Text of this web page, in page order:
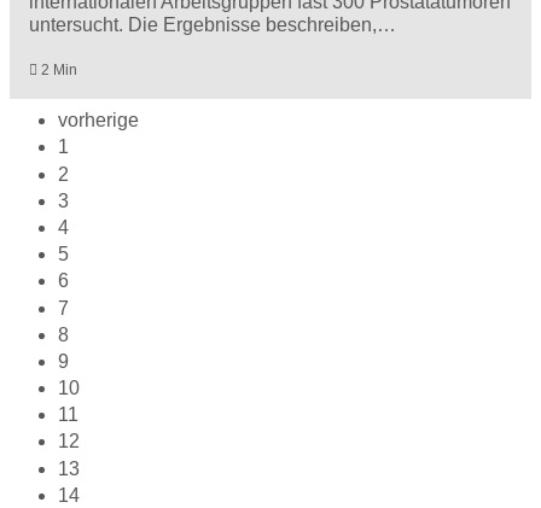
untersucht. Die Ergebnisse beschreiben,…
2 Min
vorherige
1
2
3
4
5
6
7
8
9
10
11
12
13
14